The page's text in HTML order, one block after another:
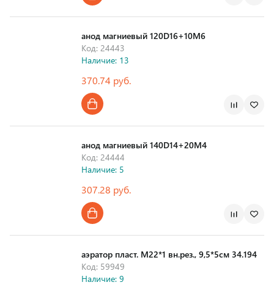
анод магниевый 120D16+10M6
Код: 24443
Наличие: 13
370.74 руб.
анод магниевый 140D14+20M4
Код: 24444
Наличие: 5
307.28 руб.
аэратор пласт. М22*1 вн.рез., 9,5*5см 34.194
Код: 59949
Наличие: 9